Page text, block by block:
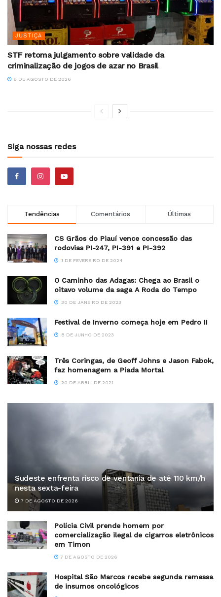
JUSTIÇA
STF retoma julgamento sobre validade da
criminalização de jogos de azar no Brasil
6 DE AGOSTO DE 2026
Siga nossas redes
Tendências Comentários Últimas
CS Grãos do Piauí vence concessão das
rodovias PI-247, PI-391 e PI-392
1 DE FEVEREIRO DE 2024
O Caminho das Adagas: Chega ao Brasil o
oitavo volume da saga A Roda do Tempo
30 DE JANEIRO DE 2023
Festival de Inverno começa hoje em Pedro II
8 DE JUNHO DE 2023
Três Coringas, de Geoff Johns e Jason Fabok,
faz homenagem a Piada Mortal
20 DE ABRIL DE 2021
Sudeste enfrenta risco de ventania de até 110 km/h
nesta sexta-feira
7 DE AGOSTO DE 2026
Polícia Civil prende homem por
comercialização ilegal de cigarros eletrônicos
em Timon
7 DE AGOSTO DE 2026
Hospital São Marcos recebe segunda remessa
de insumos oncológicos